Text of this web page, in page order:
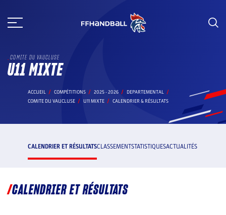
au
COMITE DU VAUCLUSE
U11 MIXTE
ACCUEIL COMPÉTITIONS 2025 - 2026
DEPARTEMENTAL
COMITE DU VAUCLUSE
U11 MIXTE CALENDRIER & RÉSULTATS
CALENDRIER ET RÉSULTATSCLASSEMENTSTATISTIQUESACTUALITÉS
CALENDRIER ET RÉSULTATS